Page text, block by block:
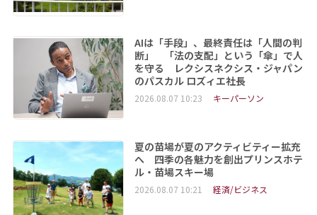
AIは「手段」、最終責任は「人間の判
断」 「法の支配」という「傘」で人
を守る レクシスネクシス・ジャパン
のパスカル ロズィエ社長
2026.08.07 10:23 キーパーソン
夏の苗場が夏のアクティビティー拡充
へ 四季の各魅力を創出プリンスホテ
ル・苗場スキー場
2026.08.07 10:21 経済/ビジネス